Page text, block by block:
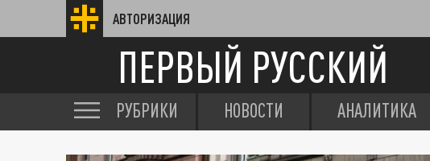
АВТОРИЗАЦИЯ
ПЕРВЫЙ РУССКИЙ
РУБРИКИ НОВОСТИ АНАЛИТИКА